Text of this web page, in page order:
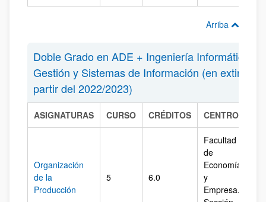
Arriba
Doble Grado en ADE + Ingeniería Informática de
Gestión y Sistemas de Información (en extinción
partir del 2022/2023)
ASIGNATURAS CURSO CRÉDITOS CENTRO
Organización
de la
Producción
5 6.0
Facultad
de
Economía
y
Empresa.